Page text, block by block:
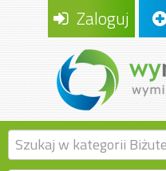
Zaloguj